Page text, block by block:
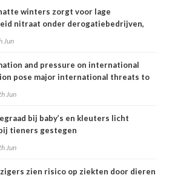
winters zorgt voor lage
nitraat onder derogatiebedrijven,
Jun
and pressure on international
pose major international threats to
Jun
bij baby’s en kleuters licht
tieners gestegen
Jun
zien risico op ziekten door dieren